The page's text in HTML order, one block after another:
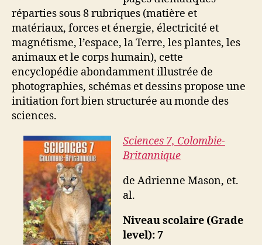
réparties sous 8 rubriques (matière et
matériaux, forces et énergie, électricité et
magnétisme, l’espace, la Terre, les plantes, les
animaux et le corps humain), cette
encyclopédie abondamment illustrée de
photographies, schémas et dessins propose une
initiation fort bien structurée au monde des
sciences.
Sciences 7, Colombie-
Britannique
de Adrienne Mason, et.
al.
Niveau scolaire (Grade
level): 7